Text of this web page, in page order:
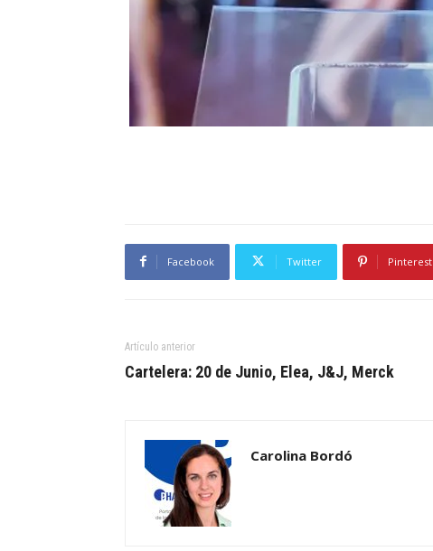
Facebook Twitter Pinterest
Artículo anterior
Cartelera: 20 de Junio, Elea, J&J, Merck
Carolina Bordó